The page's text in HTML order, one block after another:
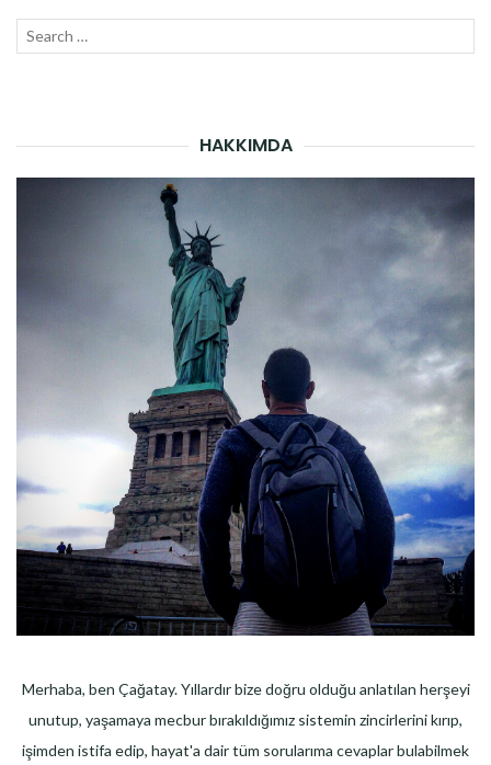
Search
HAKKIMDA
Merhaba, ben Çağatay. Yıllardır bize doğru olduğu anlatılan herşeyi
unutup, yaşamaya mecbur bırakıldığımız sistemin zincirlerini kırıp,
işimden istifa edip, hayat'a dair tüm sorularıma cevaplar bulabilmek